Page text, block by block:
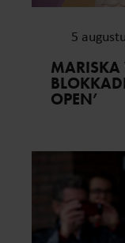
5
MARISKA
OPEN’